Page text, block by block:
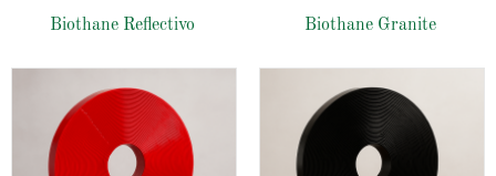
Biothane Reflectivo Biothane Granite